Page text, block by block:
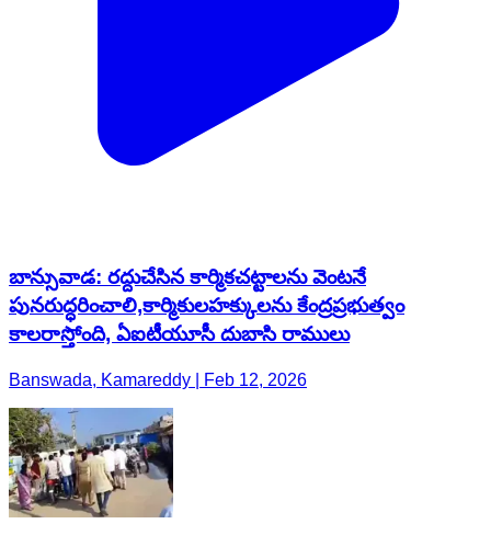
బాన్సువాడ: రద్దుచేసిన కార్మికచట్టాలను వెంటనే
పునరుద్ధరించాలి,కార్మికులహక్కులను కేంద్రప్రభుత్వం
కాలరాస్తోంది, ఏఐటీయూసీ దుబాసి రాములు
Banswada, Kamareddy | Feb 12, 2026